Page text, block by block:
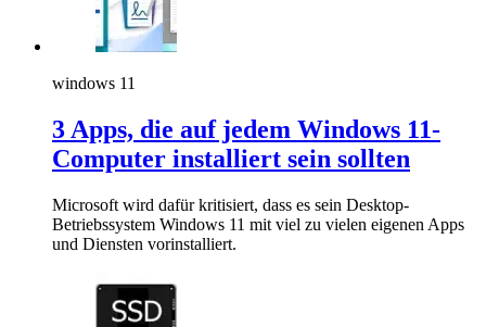
windows 11
3 Apps, die auf jedem Windows 11-
Computer installiert sein sollten
Microsoft wird dafür kritisiert, dass es sein Desktop-
Betriebssystem Windows 11 mit viel zu vielen eigenen Apps
und Diensten vorinstalliert.